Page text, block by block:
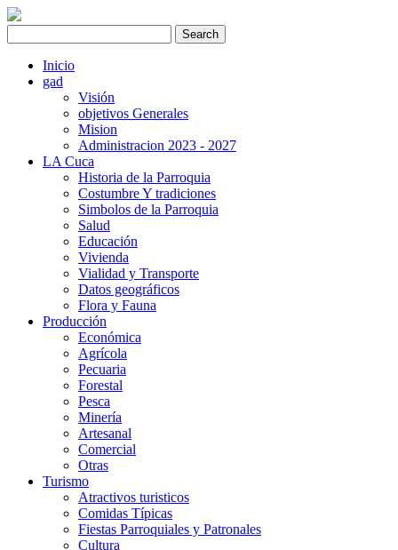
Inicio
gad
Visión
objetivos Generales
Mision
Administracion 2023 - 2027
LA Cuca
Historia de la Parroquia
Costumbre Y tradiciones
Simbolos de la Parroquia
Salud
Educación
Vivienda
Vialidad y Transporte
Datos geográficos
Flora y Fauna
Producción
Económica
Agrícola
Pecuaria
Forestal
Pesca
Minería
Artesanal
Comercial
Otras
Turismo
Atractivos turisticos
Comidas Típicas
Fiestas Parroquiales y Patronales
Cultura